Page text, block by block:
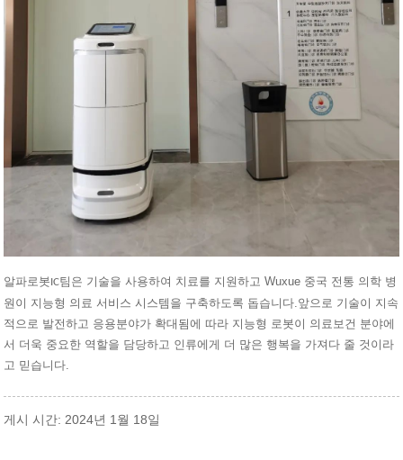
알파로봇IC팀은 기술을 사용하여 치료를 지원하고 Wuxue 중국 전통 의학 병
원이 지능형 의료 서비스 시스템을 구축하도록 돕습니다.앞으로 기술이 지속
적으로 발전하고 응용분야가 확대됨에 따라 지능형 로봇이 의료보건 분야에
서 더욱 중요한 역할을 담당하고 인류에게 더 많은 행복을 가져다 줄 것이라
고 믿습니다.
게시 시간: 2024년 1월 18일